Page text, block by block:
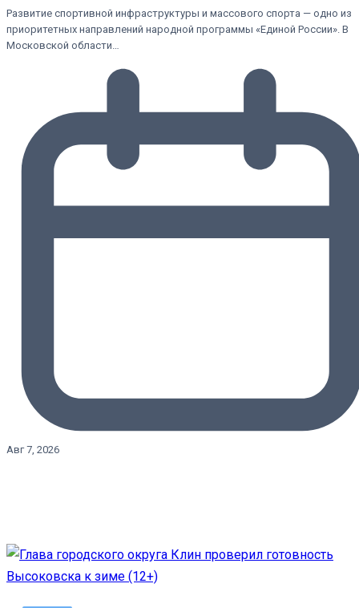
Развитие спортивной инфраструктуры и массового спорта — одно из
приоритетных направлений народной программы «Единой России». В
Московской области…
Авг 7, 2026